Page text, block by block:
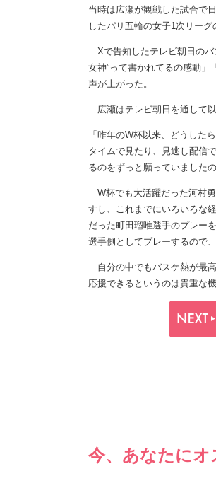
当時は広瀬が観戦した試合で
したパリ五輪の女子1次リーグ
Xで告知したテレビ朝日のバ
女神”って書かれてるの感動
声が上がった。
広瀬はテレビ朝日を通して
「昨年のW杯以来、どうした
タイムで見たり、見逃し配信
るのをずっと願っていました
W杯でも大活躍だった河村
すし、これまでにいろいろな
だった町田瑠唯選手のプレー
選手側としてプレーするので
自分の中でもバスケ熱が最
応援できるというのは貴重な
今、あなたにオ